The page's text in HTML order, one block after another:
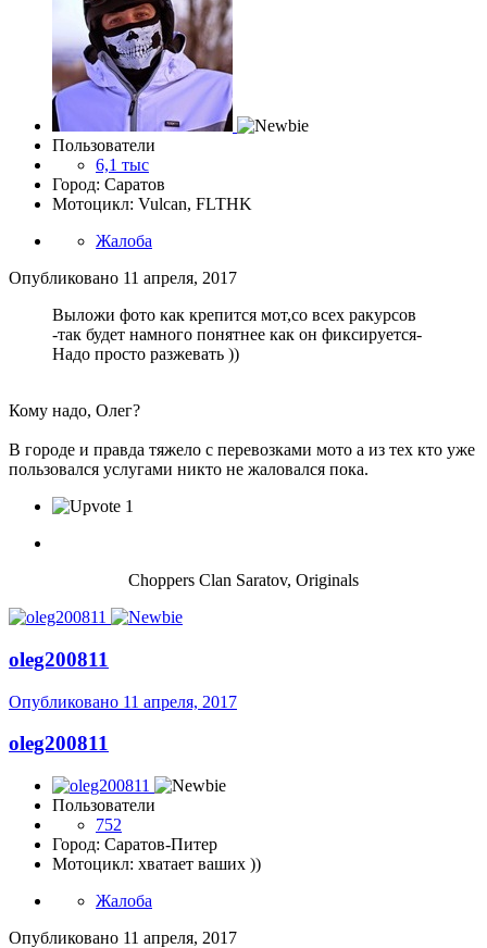
Пользователи
6,1 тыс
Город: Саратов
Мотоцикл: Vulcan, FLTHK
Жалоба
Опубликовано 11 апреля, 2017
Выложи фото как крепится мот,со всех ракурсов
-так будет намного понятнее как он фиксируется-
Надо просто разжевать ))
Кому надо, Олег?
В городе и правда тяжело с перевозками мото а из тех кто уже
пользовался услугами никто не жаловался пока.
1
Choppers Clan Saratov, Originals
oleg200811
Опубликовано 11 апреля, 2017
oleg200811
Пользователи
752
Город: Саратов-Питер
Мотоцикл: хватает ваших ))
Жалоба
Опубликовано 11 апреля, 2017